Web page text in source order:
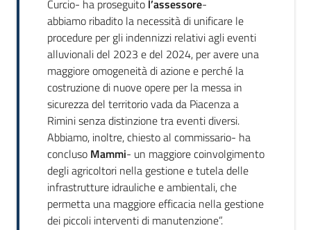
Curcio- ha proseguito l’assessore-
abbiamo ribadito la necessità di unificare le
procedure per gli indennizzi relativi agli eventi
alluvionali del 2023 e del 2024, per avere una
maggiore omogeneità di azione e perché la
costruzione di nuove opere per la messa in
sicurezza del territorio vada da Piacenza a
Rimini senza distinzione tra eventi diversi.
Abbiamo, inoltre, chiesto al commissario- ha
concluso Mammi- un maggiore coinvolgimento
degli agricoltori nella gestione e tutela delle
infrastrutture idrauliche e ambientali, che
permetta una maggiore efficacia nella gestione
dei piccoli interventi di manutenzione”.